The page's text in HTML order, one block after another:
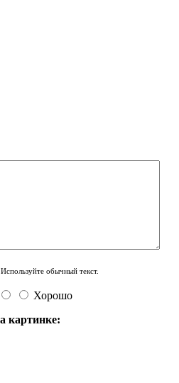
обычный текст.
Хорошо
картинке: